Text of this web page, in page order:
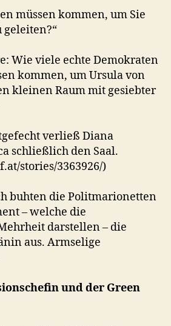
müssen kommen, um Sie
geleiten?“
Wie viele echte Demokraten
kommen, um Ursula von
kleinen Raum mit gesiebter
verließ Diana
schließlich den Saal.
stories/3363926/)
buhten die Politmarionetten
– welche die
darstellen – die
aus. Armselige
und der Green